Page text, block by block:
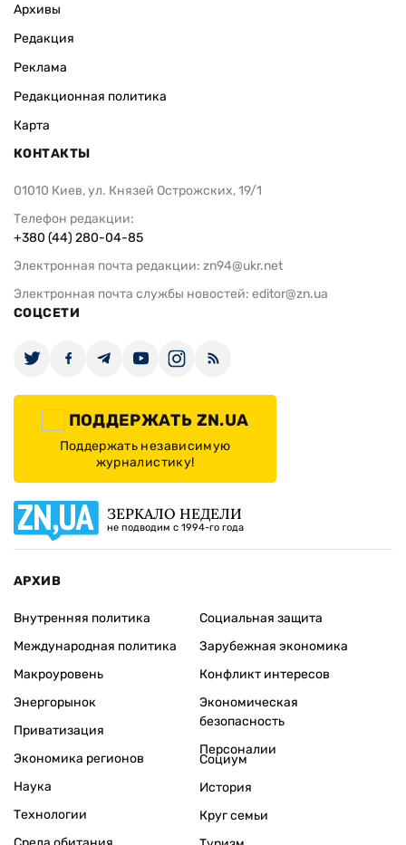
Архивы
Редакция
Реклама
Редакционная политика
Карта
КОНТАКТЫ
01010 Киев, ул. Князей Острожских, 19/1
Телефон редакции:
+380 (44) 280-04-85
Электронная почта редакции: zn94@ukr.net
Электронная почта службы новостей: editor@zn.ua
СОЦСЕТИ
ПОДДЕРЖАТЬ ZN.UA
Поддержать независимую
журналистику!
ЗЕРКАЛО НЕДЕЛИ
не подводим с 1994-го года
АРХИВ
Внутренняя политика
Международная политика
Макроуровень
Энергорынок
Приватизация
Экономика регионов
Социальная защита
Зарубежная экономика
Конфликт интересов
Экономическая
безопасность
Персоналии
Наука
Технологии
Социум
История
Круг семьи